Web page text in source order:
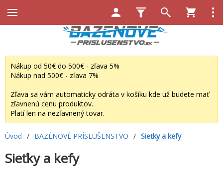
Nákup od 50€ do 500€ - zľava 5%
Nákup nad 500€ - zľava 7%
Zľava sa vám automaticky odráta v košíku kde už budete mať
zľavnenú cenu produktov.
Platí len na nezľavnený tovar.
Úvod / BAZÉNOVÉ PRÍSLUŠENSTVO / Sieťky a kefy
Sieťky a kefy